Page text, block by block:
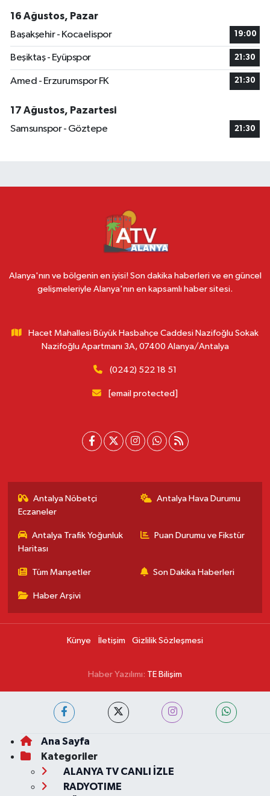
16 Ağustos, Pazar
Başakşehir - Kocaelispor
19:00
Beşiktaş - Eyüpspor 21:30
Amed - Erzurumspor FK 21:30
17 Ağustos, Pazartesi
Samsunspor - Göztepe
21:30
Alanya'nın ve bölgenin en iyisi! Son dakika haberleri ve en güncel
gelişmeleriyle Alanya'nın en kapsamlı haber sitesi.
Hacet Mahallesi Büyük Hasbahçe Caddesi Nazifoğlu Sokak
Nazifoğlu Apartmanı 3A, 07400 Alanya/Antalya
(0242) 522 18 51
[email protected]
Antalya Nöbetçi
Eczaneler
Antalya Hava Durumu
Antalya Trafik Yoğunluk
Haritası
Puan Durumu ve Fikstür
Tüm Manşetler Son Dakika Haberleri
Haber Arşivi
Künye İletişim Gizlilik Sözleşmesi
Haber Yazılımı: TE Bilişim
Ana Sayfa
Kategoriler
ALANYA TV CANLI İZLE
RADYOTIME